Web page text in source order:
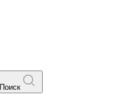
Поиск